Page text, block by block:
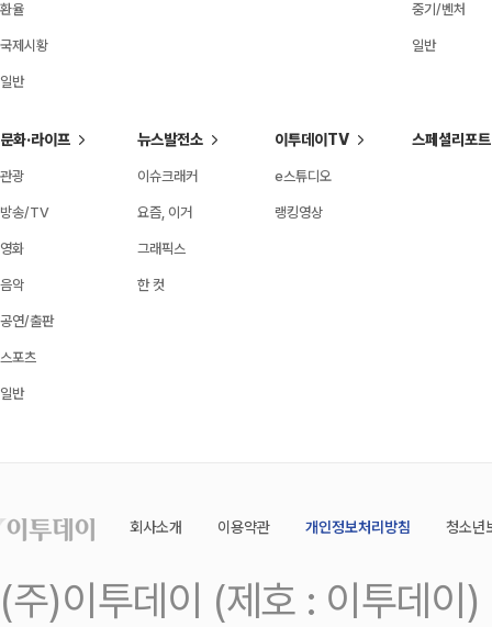
환율
국제시황
일반
중기/벤처
일반
문화·라이프
관광
방송/TV
영화
음악
공연/출판
스포츠
일반
뉴스발전소
이슈크래커
요즘, 이거
그래픽스
한 컷
이투데이TV
e스튜디오
랭킹영상
스페셜리포트
회사소개 이용약관 개인정보처리방침 청소년
(주)이투데이 (제호 : 이투데